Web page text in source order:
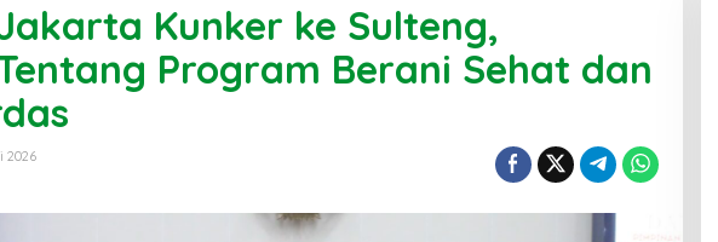
Jakarta Kunker ke Sulteng,
Program Berani Sehat dan
2026